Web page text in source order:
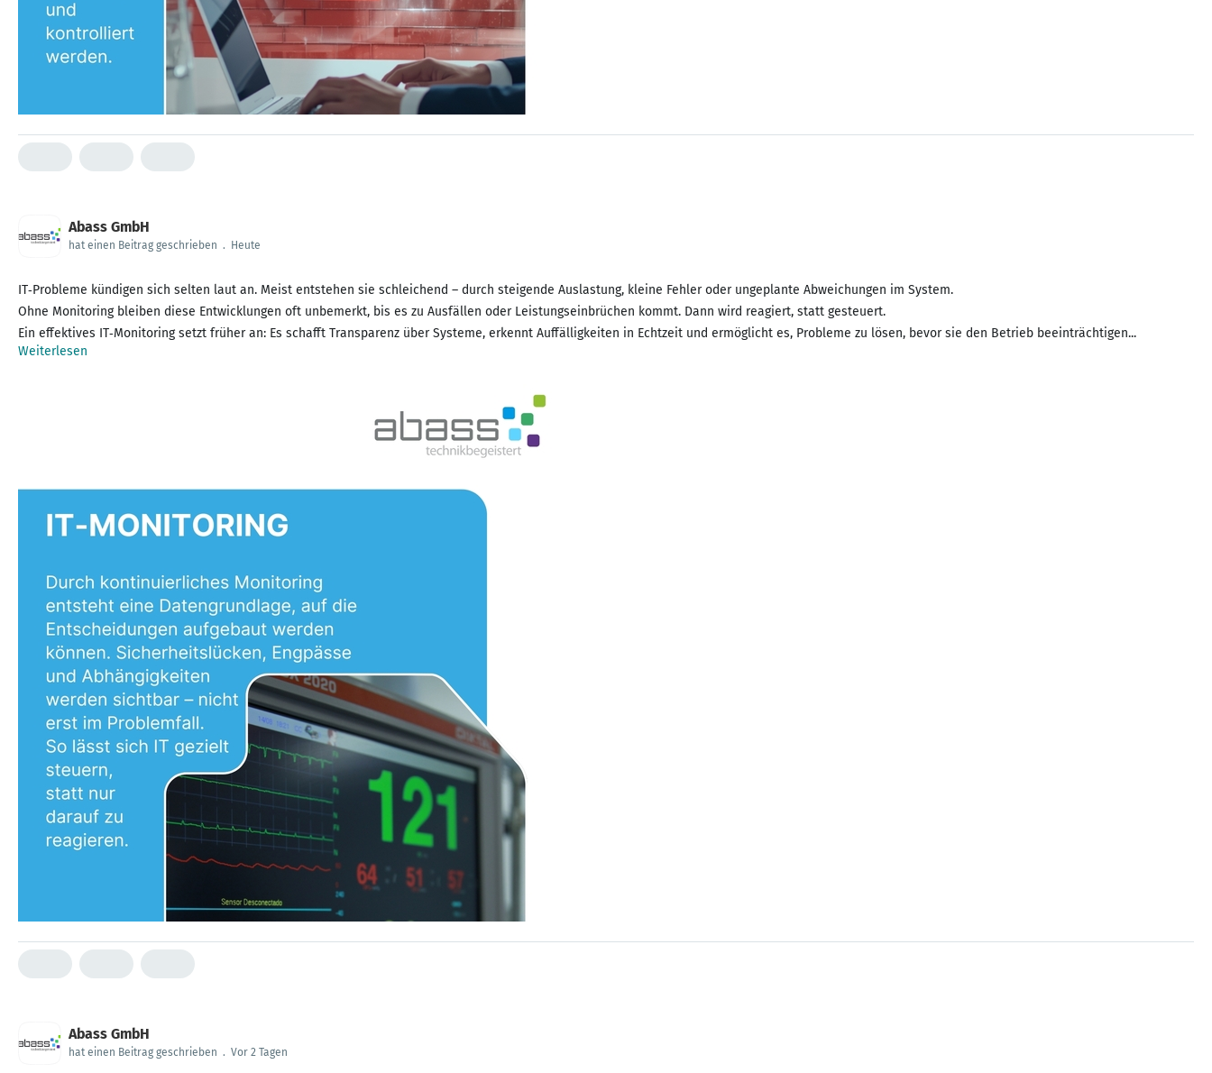
Abass GmbH
hat einen Beitrag geschrieben . Heute
IT‑Probleme kündigen sich selten laut an. Meist entstehen sie schleichend – durch steigende Auslastung, kleine Fehler oder ungeplante Abweichungen im System.
Ohne Monitoring bleiben diese Entwicklungen oft unbemerkt, bis es zu Ausfällen oder Leistungseinbrüchen kommt. Dann wird reagiert, statt gesteuert.
Ein effektives IT‑Monitoring setzt früher an: Es schafft Transparenz über Systeme, erkennt Auffälligkeiten in Echtzeit und ermöglicht es, Probleme zu lösen, bevor sie den Betrieb beeinträchtigen...
Weiterlesen
Abass GmbH
hat einen Beitrag geschrieben . Vor 2 Tagen